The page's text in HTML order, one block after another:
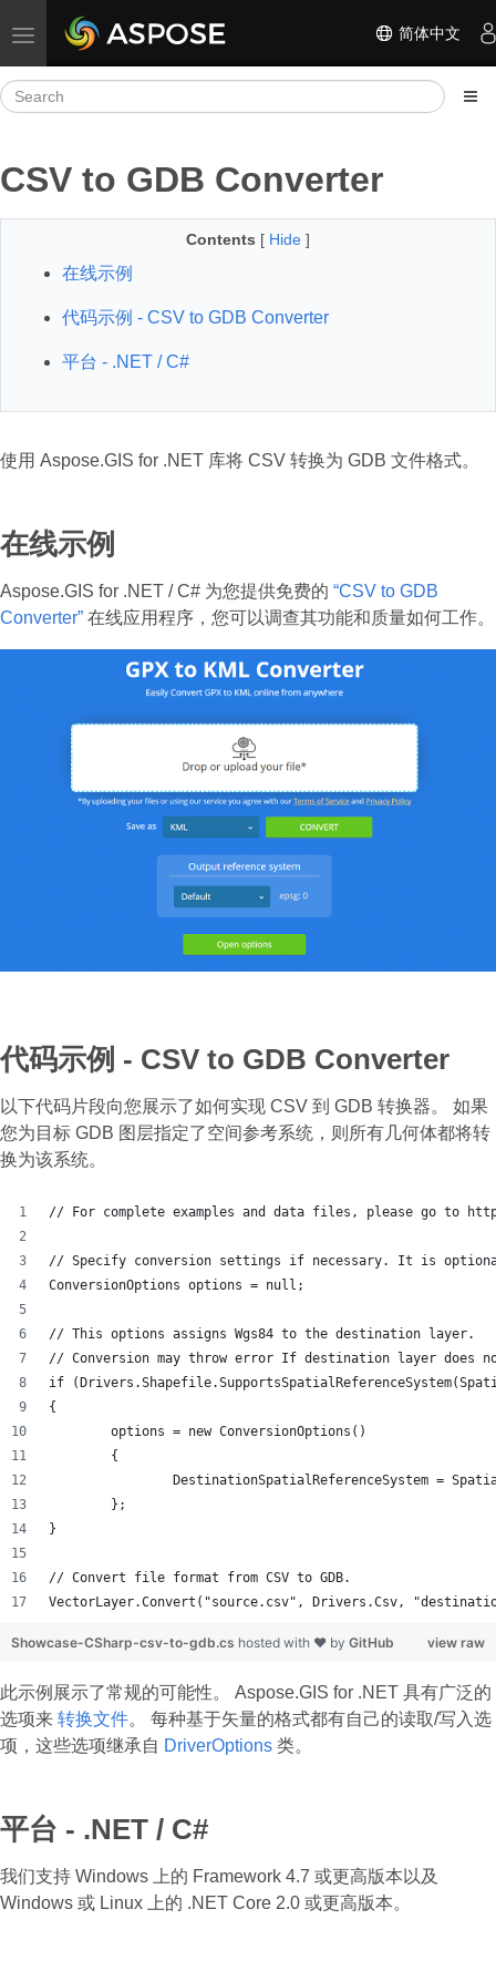
Toggle navigation 简体中文
CSV to GDB Converter
Contents [ Hide ]
在线示例
代码示例 - CSV to GDB Converter
平台 - .NET / C#
使用 Aspose.GIS for .NET 库将 CSV 转换为 GDB 文件格式。
在线示例
Aspose.GIS for .NET / C# 为您提供免费的 “CSV to GDB
Converter” 在线应用程序，您可以调查其功能和质量如何工作。
代码示例 - CSV to GDB Converter
以下代码片段向您展示了如何实现 CSV 到 GDB 转换器。 如果
您为目标 GDB 图层指定了空间参考系统，则所有几何体都将转
换为该系统。
// For complete examples and data files, please go to
// Specify conversion settings if necessary. It is
ConversionOptions options = null;
// This options assigns Wgs84 to the destination layer.
// Conversion may throw error If destination layer does
if
{
	options = new ConversionOptions()
	{
DestinationSpatialReferenceSystem =
	};
}
// Convert file format from CSV to GDB.
VectorLayer.Convert("source.csv", Drivers.Csv,
view raw
Showcase-CSharp-csv-to-gdb.cs hosted with ❤ by GitHub
此示例展示了常规的可能性。 Aspose.GIS for .NET 具有广泛的
选项来 转换文件。 每种基于矢量的格式都有自己的读取/写入选
项，这些选项继承自 DriverOptions 类。
平台 - .NET / C#
我们支持 Windows 上的 Framework 4.7 或更高版本以及
Windows 或 Linux 上的 .NET Core 2.0 或更高版本。